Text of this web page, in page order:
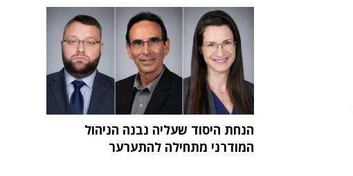
הנחת היסוד שעליה נבנה הניהול
המודרני מתחילה להתערער